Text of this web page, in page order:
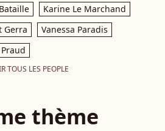
Karine Le Marchand
Gerra
Vanessa Paradis
TOUS LES PEOPLE
thème